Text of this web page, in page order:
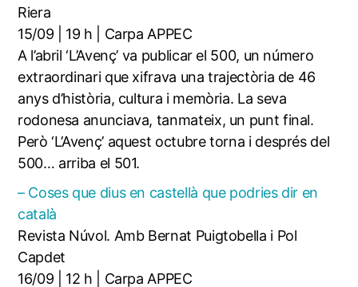
Riera
15/09 | 19 h | Carpa APPEC
A l’abril ‘L’Avenç’ va publicar el 500, un número
extraordinari que xifrava una trajectòria de 46
anys d’història, cultura i memòria. La seva
rodonesa anunciava, tanmateix, un punt final.
Però ‘L’Avenç’ aquest octubre torna i després del
500… arriba el 501.
– Coses que dius en castellà que podries dir en
català
Revista Núvol. Amb Bernat Puigtobella i Pol
Capdet
16/09 | 12 h | Carpa APPEC